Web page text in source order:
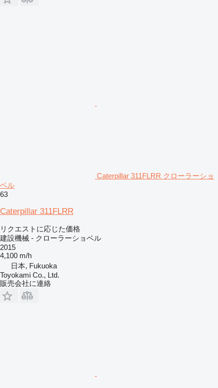
Caterpillar 311FLRR クローラーショ
ベル
63
Caterpillar 311FLRR
リクエストに応じた価格
建設機械 - クローラーショベル
2015
4,100 m/h
日本, Fukuoka
Toyokami Co., Ltd.
販売会社に連絡